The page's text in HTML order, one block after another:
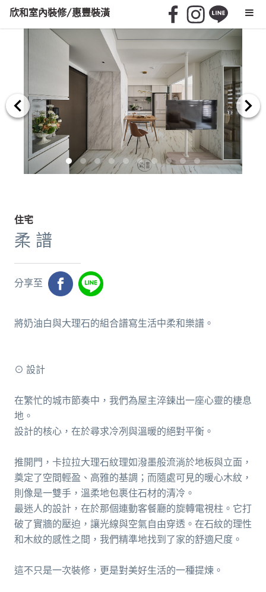
欣和室內裝修/惠豐裝潢
住宅
柔 譜
分享至
將奶油白與大理石的組合譜寫生活中柔和樂譜。
⊙ 設計
在繁忙的城市節奏中，我們為屋主淬鍊出一座心靈的棲息
地。
設計的核心，在於尋求冷冽與溫暖的絕對平衡。
推開門，卡拉拉大理石紋理如潑墨般流淌於地板與立面，
奠定了空間輕盈、高雅的基調；而隨處可見的暖心木紋，
則像是一雙手，溫柔地包裹住石材的清冷。
最迷人的設計，在於那個連動客餐廳的旋轉電視柱。它打
破了實牆的壓迫，讓光線與空氣自由穿透。在石紋的理性
和木紋的感性之間，我們精準地找到了家的舒適尺度。
這不只是一次裝修，更是對美好生活的一種提煉。